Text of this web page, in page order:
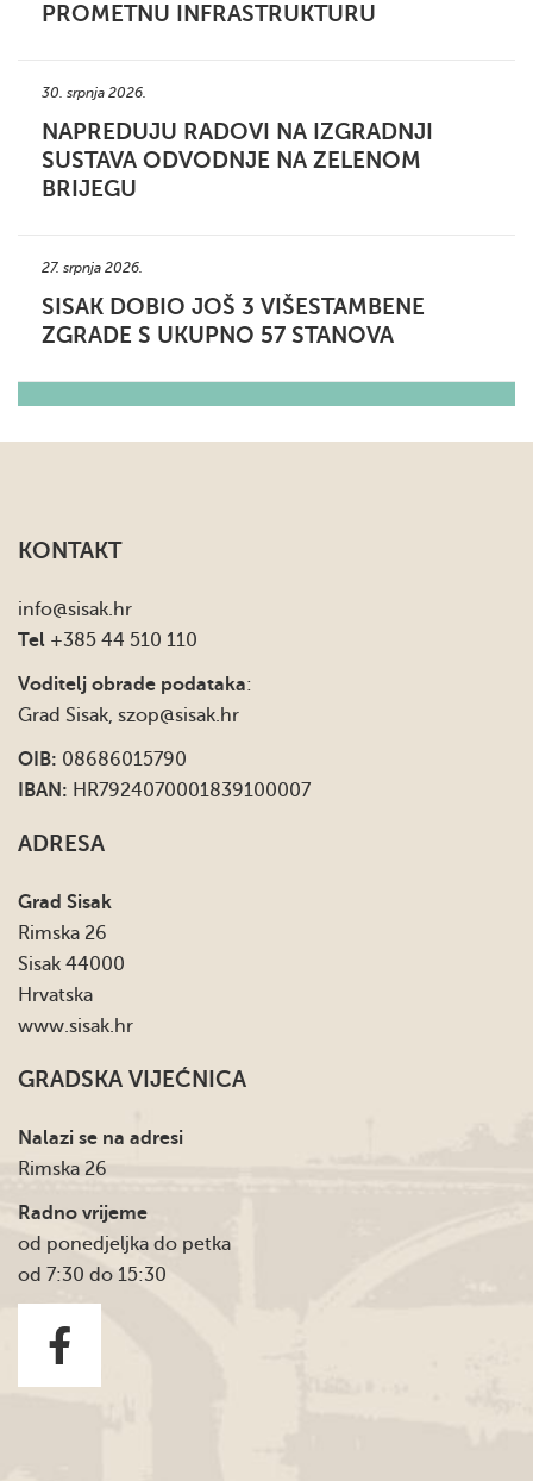
PROMETNU INFRASTRUKTURU
30. srpnja 2026.
NAPREDUJU RADOVI NA IZGRADNJI
SUSTAVA ODVODNJE NA ZELENOM
BRIJEGU
27. srpnja 2026.
SISAK DOBIO JOŠ 3 VIŠESTAMBENE
ZGRADE S UKUPNO 57 STANOVA
KONTAKT
info@sisak.hr
Tel +385 44 510 110
Voditelj obrade podataka:
Grad Sisak, szop@sisak.hr
OIB: 08686015790
IBAN: HR7924070001839100007
ADRESA
Grad Sisak
Rimska 26
Sisak 44000
Hrvatska
www.sisak.hr
GRADSKA VIJEĆNICA
Nalazi se na adresi
Rimska 26
Radno vrijeme
od ponedjeljka do petka
od 7:30 do 15:30